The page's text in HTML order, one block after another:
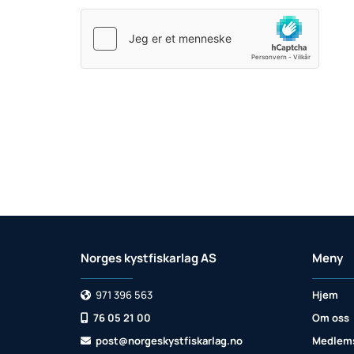
Norges kystfiskarlag AS
 971 396 563
 76 05 21 00
 post@norgeskystfiskarlag.no
Meny
Hjem
Om oss